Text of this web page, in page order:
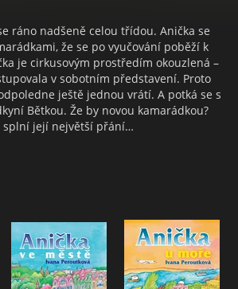
ráno nadšeně celou třídou. Anička se
že se po vyučování poběží k
je cirkusovým prostředím okouzlená –
v sobotním představení. Proto
ještě jednou vrátí. A potká se s
Bětkou. Že by novou kamarádkou?
splní její největší přání…